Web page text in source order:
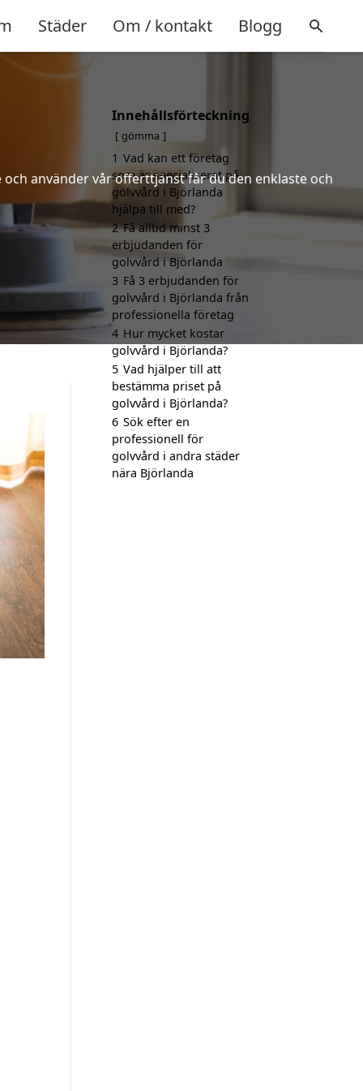
Städer Om / kontakt Blogg
använder vår offerttjänst får du den enklaste och
Innehållsförteckning
gömma
1 Vad kan ett företag
som är specialiserat på
golvvård i Björlanda
hjälpa till med?
2 Få alltid minst 3
erbjudanden för
golvvård i Björlanda
3 Få 3 erbjudanden för
golvvård i Björlanda från
professionella företag
4 Hur mycket kostar
golvvård i Björlanda?
5 Vad hjälper till att
bestämma priset på
golvvård i Björlanda?
6 Sök efter en
professionell för
golvvård i andra städer
nära Björlanda